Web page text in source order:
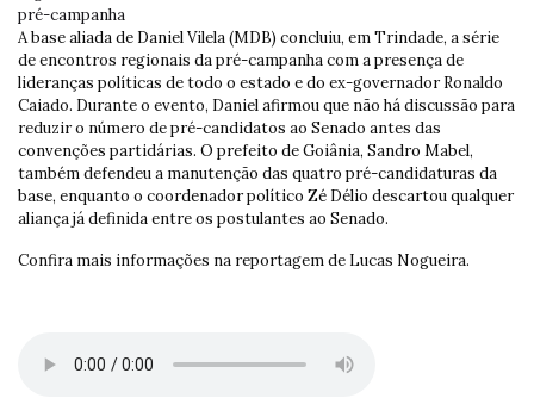
A base aliada de Daniel Vilela (MDB) concluiu, em Trindade, a série
de encontros regionais da pré-campanha com a presença de
lideranças políticas de todo o estado e do ex-governador Ronaldo
Caiado. Durante o evento, Daniel afirmou que não há discussão para
reduzir o número de pré-candidatos ao Senado antes das
convenções partidárias. O prefeito de Goiânia, Sandro Mabel,
também defendeu a manutenção das quatro pré-candidaturas da
base, enquanto o coordenador político Zé Délio descartou qualquer
aliança já definida entre os postulantes ao Senado.
Confira mais informações na reportagem de Lucas Nogueira.